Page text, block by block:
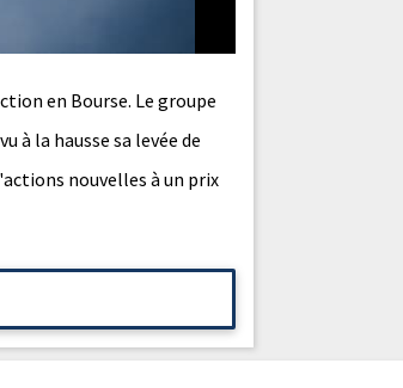
en Bourse. Le groupe
la hausse sa levée de
nouvelles à un prix